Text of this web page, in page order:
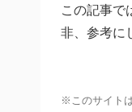
この記事で
非、参考に
※このサイト